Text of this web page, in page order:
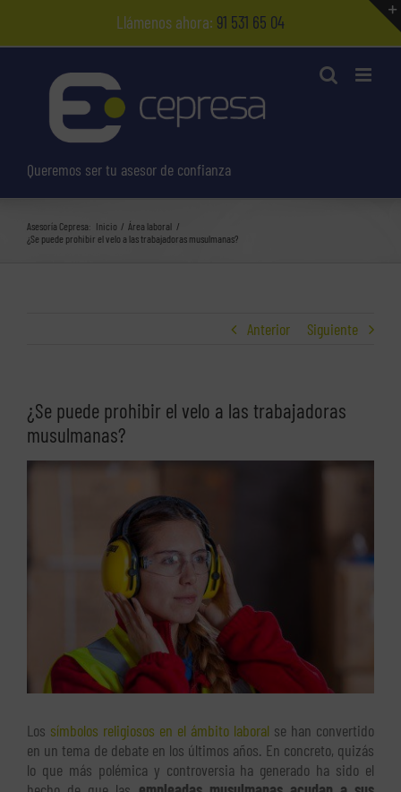
contenido
Llámenos ahora: 91 531 65 04
Queremos ser tu asesor de confianza
Asesoría Cepresa: Inicio
Área laboral
¿Se puede prohibir el velo a las trabajadoras musulmanas?
Anterior Siguiente
¿Se puede prohibir el velo a las trabajadoras
musulmanas?
Ver
Los símbolos religiosos en el ámbito laboral se han convertido
en un tema de debate en los últimos años. En concreto, quizás
lo que más polémica y controversia ha generado ha sido el